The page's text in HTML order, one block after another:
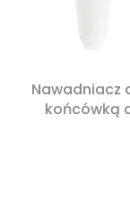
Nawadniacz
końcówką